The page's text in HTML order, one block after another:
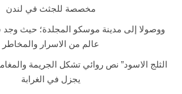
مخصصة للجثث في لندن
ووصولا إلى مدينة موسكو المجلدة؛ حيث
عالم من الاسرار والمخاطر
يجزل في الغرابة